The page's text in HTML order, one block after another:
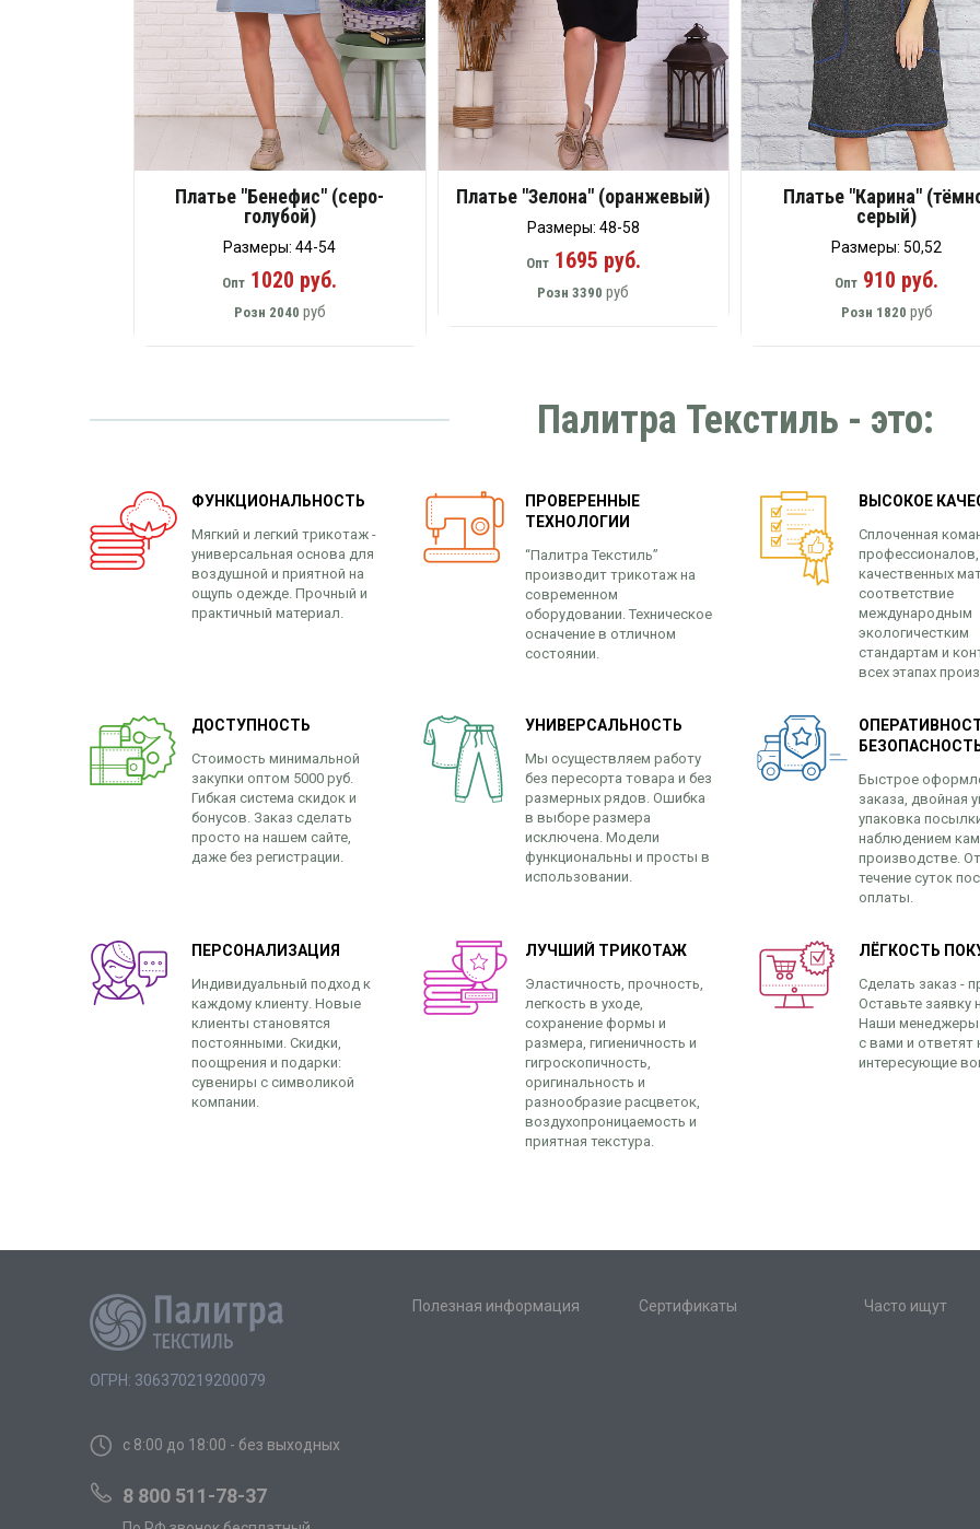
Платье "Бенефис" (серо-
голубой)
Размеры: 44-54
Опт 1020 руб.
Розн 2040 руб
Платье "Зелона" (оранжевый)
Размеры: 48-58
Опт1695 руб.
Розн 3390 руб
Платье "Карина"
серый)
Размеры: 50,52
Опт 910 руб.
Розн 1820 руб
Палитра Текстиль - это:
ФУНКЦИОНАЛЬНОСТЬ
Мягкий и легкий трикотаж -
универсальная основа для
воздушной и приятной на
ощупь одежде. Прочный и
практичный материал.
ПРОВЕРЕННЫЕ
ТЕХНОЛОГИИ
“Палитра Текстиль”
производит трикотаж на
современном
оборудовании. Техническое
осначение в отличном
состоянии.
ВЫСОКОЕ
Сплоченная
качественных
соответствие
международным
экологичестким
стандартам и
всех этапах
ДОСТУПНОСТЬ
Стоимость минимальной
закупки оптом 5000 руб.
Гибкая система скидок и
бонусов. Заказ сделать
просто на нашем сайте,
даже без регистрации.
УНИВЕРСАЛЬНОСТЬ
Мы осуществляем работу
без пересорта товара и без
размерных рядов. Ошибка
в выборе размера
исключена. Модели
функциональны и просты в
использовании.
Быстрое
заказа, двойная
упаковка
наблюдением
производстве.
течение суток
оплаты.
ПЕРСОНАЛИЗАЦИЯ
Индивидуальный подход к
каждому клиенту. Новые
клиенты становятся
постоянными. Скидки,
поощрения и подарки:
сувениры с символикой
компании.
ЛУЧШИЙ ТРИКОТАЖ
Эластичность, прочность,
легкость в уходе,
сохранение формы и
размера, гигиеничность и
гигроскопичность,
оригинальность и
разнообразие расцветок,
воздухопроницаемость и
приятная текстура.
ЛЁГКОСТЬ
Сделать заказ -
Оставьте заявку
Наши менеджеры
с вами и ответят
интересующие
ОГРН: 306370219200079
с 8:00 до 18:00 - без выходных
8 800 511-78-37
Полезная информация Сертификаты Часто ищут